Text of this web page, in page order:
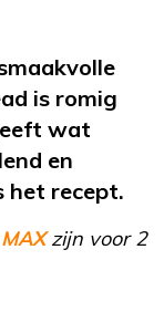
is romig
wat
en
het recept.
zijn voor 2